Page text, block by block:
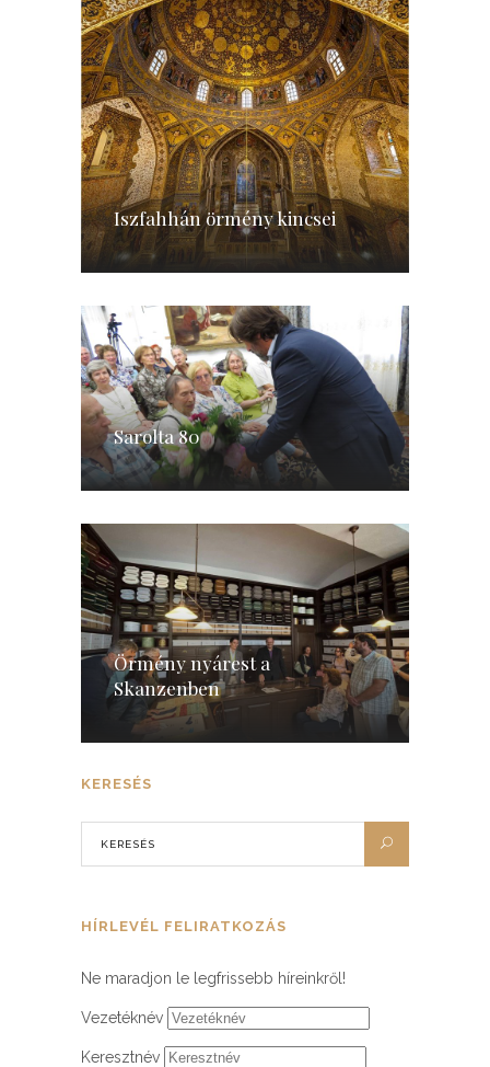
Iszfahhán örmény kincsei
Sarolta 80
Örmény nyárest a
Skanzenben
KERESÉS
HÍRLEVÉL FELIRATKOZÁS
Ne maradjon le legfrissebb híreinkről!
Vezetéknév
Keresztnév